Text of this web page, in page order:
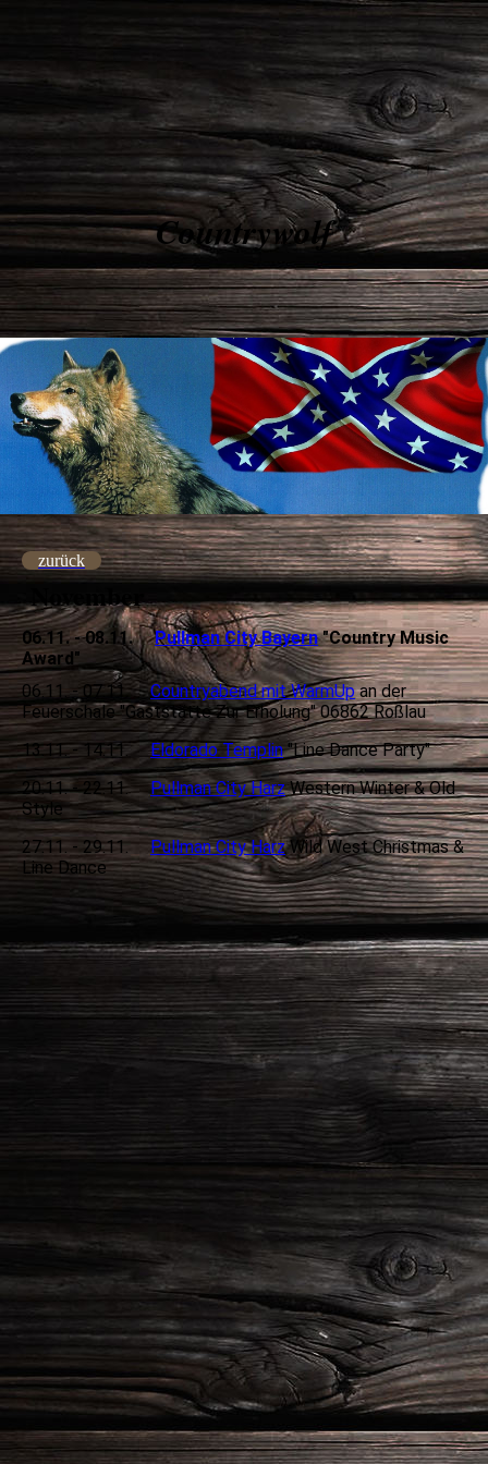
Countrywolf
zurück
November
06.11. - 08.11.Pullman City Bayern"Country Music
Award"
06.11. - 07.11.Countryabend mit WarmUpan der
Feuerschale "Gaststätte Zur Erholung" 06862 Roßlau
13.11. - 14.11.Eldorado Templin"Line Dance Party"
20.11. - 22.11.Pullman City HarzWestern Winter & Old
Style
27.11. - 29.11. Pullman City HarzWild West Christmas &
Line Dance